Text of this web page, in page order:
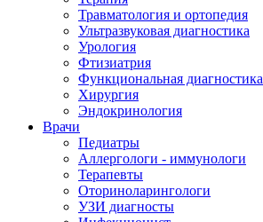
Травматология и ортопедия
Ультразвуковая диагностика
Урология
Фтизиатрия
Функциональная диагностика
Хирургия
Эндокринология
Врачи
Педиатры
Аллергологи - иммунологи
Терапевты
Оториноларингологи
УЗИ диагносты